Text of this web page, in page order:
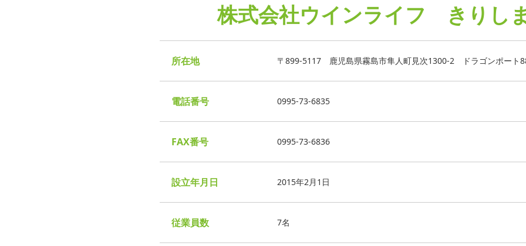
株式会社ウインライフ きりし
所在地 〒899-5117 鹿児島県霧島市隼人町見次1300-2 ドラゴンポート
電話番号 0995-73-6835
FAX番号 0995-73-6836
設立年月日 2015年2月1日
従業員数 7名